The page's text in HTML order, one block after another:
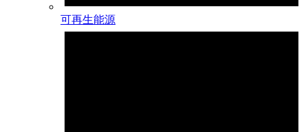
可再生能源